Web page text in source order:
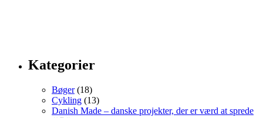
Kategorier
Bøger(18)
Cykling (13)
Danish Made – danske projekter, der er værd at sprede